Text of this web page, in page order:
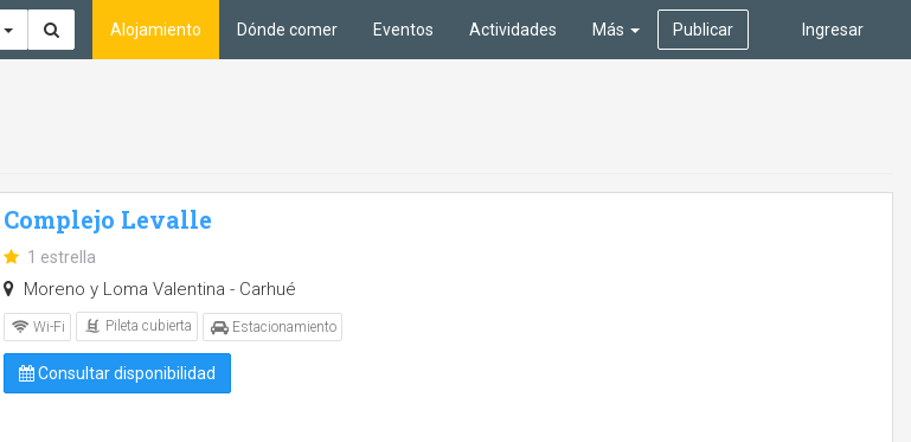
Ingresar
Alojamiento Dónde comer Eventos Actividades Más Publicar
Complejo Levalle
1 estrella
Moreno y Loma Valentina - Carhué
Wi-Fi Pileta cubierta Estacionamiento
Consultar disponibilidad